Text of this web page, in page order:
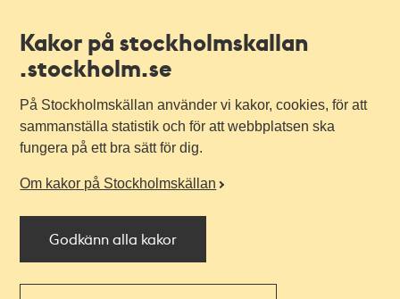
Kakor på stockholmskallan
.stockholm.se
På Stockholmskällan använder vi kakor, cookies, för att
sammanställa statistik och för att webbplatsen ska
fungera på ett bra sätt för dig.
Om kakor på Stockholmskällan
Godkänn alla kakor